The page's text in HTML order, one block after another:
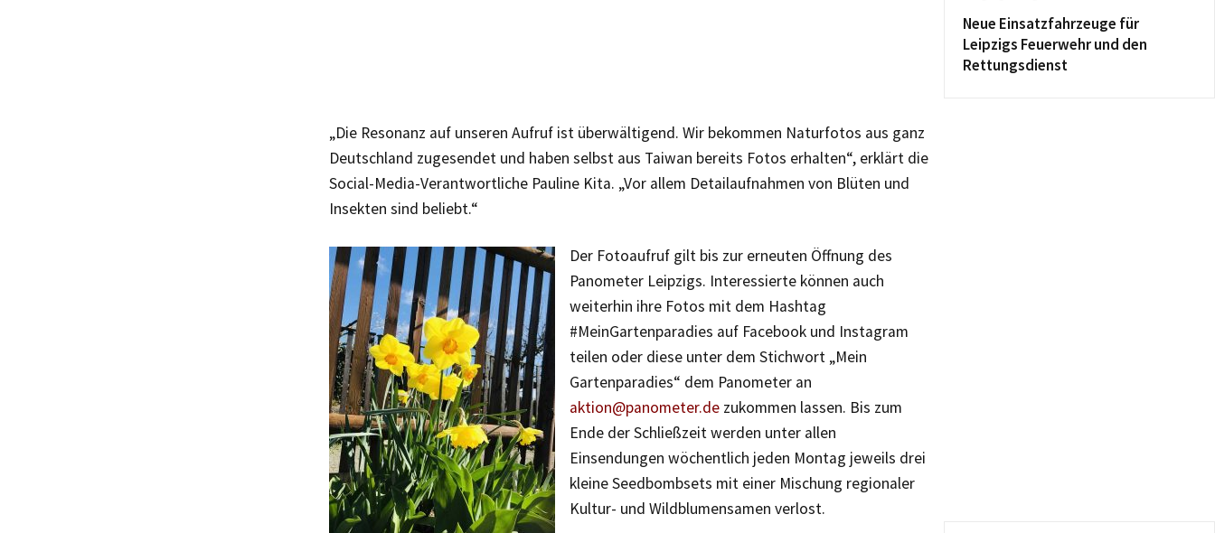
„Die Resonanz auf unseren Aufruf ist überwältigend. Wir bekommen Naturfotos aus ganz
Deutschland zugesendet und haben selbst aus Taiwan bereits Fotos erhalten“, erklärt die
Social-Media-Verantwortliche Pauline Kita. „Vor allem Detailaufnahmen von Blüten und
Insekten sind beliebt.“
Der Fotoaufruf gilt bis zur erneuten Öffnung des
Panometer Leipzigs. Interessierte können auch
weiterhin ihre Fotos mit dem Hashtag
#MeinGartenparadies auf Facebook und Instagram
teilen oder diese unter dem Stichwort „Mein
Gartenparadies“ dem Panometer an
aktion@panometer.de zukommen lassen. Bis zum
Ende der Schließzeit werden unter allen
Einsendungen wöchentlich jeden Montag jeweils drei
kleine Seedbombsets mit einer Mischung regionaler
Kultur- und Wildblumensamen verlost.
Neue Einsatzfahrzeuge für
Leipzigs Feuerwehr und den
Rettungsdienst